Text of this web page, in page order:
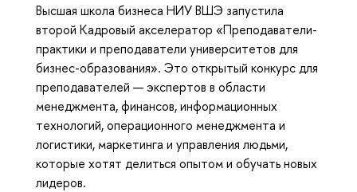
Высшая школа бизнеса НИУ ВШЭ запустила
второй Кадровый акселератор «Преподаватели-
практики и преподаватели университетов для
бизнес-образования». Это открытый конкурс для
преподавателей — экспертов в области
менеджмента, финансов, информационных
технологий, операционного менеджмента и
логистики, маркетинга и управления людьми,
которые хотят делиться опытом и обучать новых
лидеров.